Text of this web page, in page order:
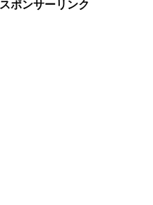
スポンサーリンク